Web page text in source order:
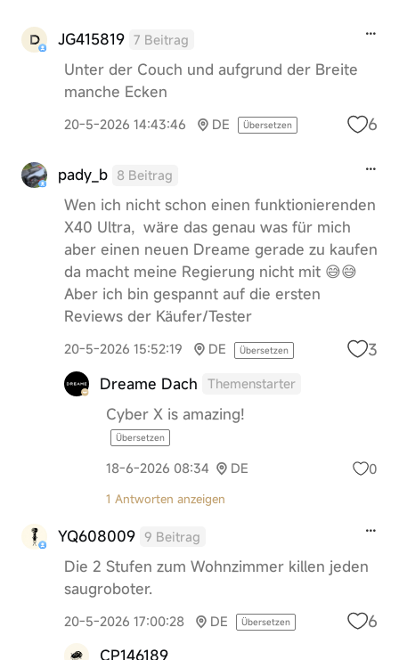
JG415819 7 Beitrag
Unter der Couch und aufgrund der Breite
manche Ecken
20-5-2026 14:43:46 DE Übersetzen 6
pady_b 8 Beitrag
Wen ich nicht schon einen funktionierenden
X40 Ultra, wäre das genau was für mich
aber einen neuen Dreame gerade zu kaufen
da macht meine Regierung nicht mit 😅😅
Aber ich bin gespannt auf die ersten
Reviews der Käufer/Tester
20-5-2026 15:52:19 DE Übersetzen 3
Dreame Dach Themenstarter
Cyber X is amazing!
Übersetzen
18-6-2026 08:34 DE 0
1 Antworten anzeigen
YQ608009 9 Beitrag
Die 2 Stufen zum Wohnzimmer killen jeden
saugroboter.
20-5-2026 17:00:28 DE Übersetzen 6
CP146189